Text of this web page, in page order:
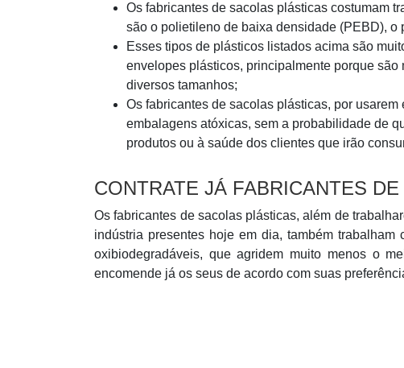
Os fabricantes de sacolas plásticas costumam
são o polietileno de baixa densidade (PEBD),
Esses tipos de plásticos listados acima são
envelopes plásticos, principalmente porque
diversos tamanhos;
Os fabricantes de sacolas plásticas, por
embalagens atóxicas, sem a probabilidade de
produtos ou à saúde dos clientes que irão
CONTRATE JÁ FABRICANTES
Os fabricantes de sacolas plásticas, além de
indústria presentes hoje em dia, também
oxibiodegradáveis, que agridem muito menos o
encomende já os seus de acordo com suas